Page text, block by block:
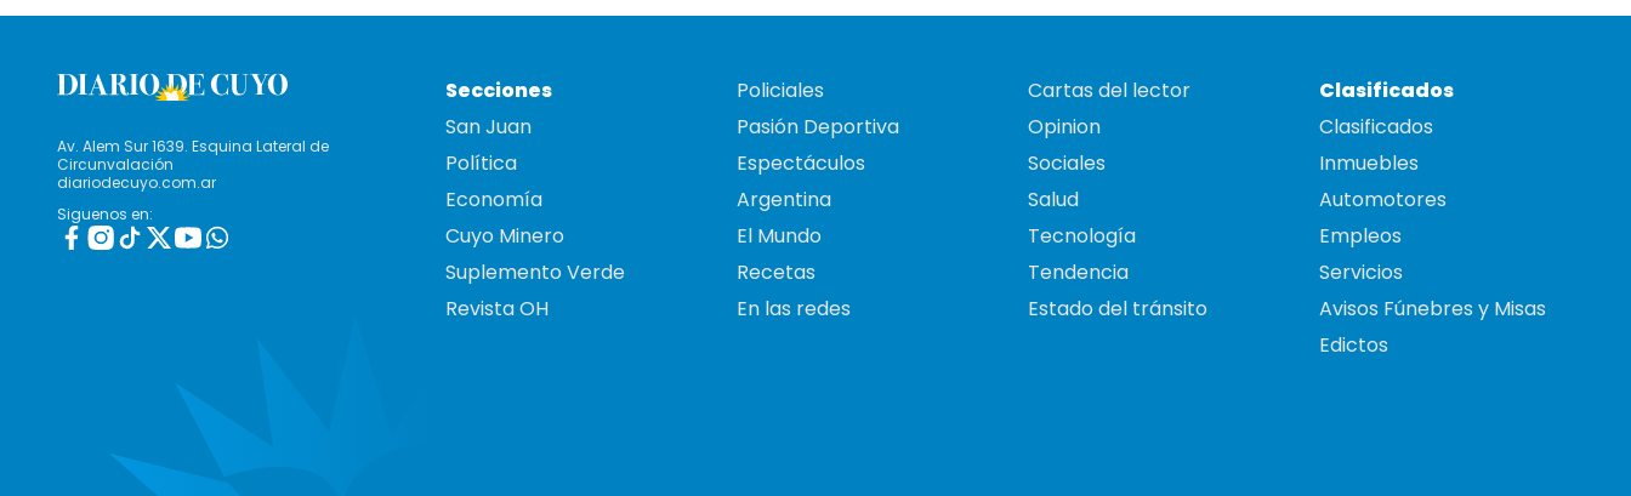
Av. Alem Sur 1639. Esquina Lateral de
Circunvalación
diariodecuyo.com.ar
Siguenos en:
Secciones
San Juan
Política
Economía
Cuyo Minero
Suplemento Verde
Revista OH
Policiales
Pasión Deportiva
Espectáculos
Argentina
El Mundo
Recetas
En las redes
Cartas del lector
Opinion
Sociales
Salud
Tecnología
Tendencia
Estado del tránsito
Clasificados
Clasificados
Inmuebles
Automotores
Empleos
Servicios
Avisos Fúnebres y Misas
Edictos